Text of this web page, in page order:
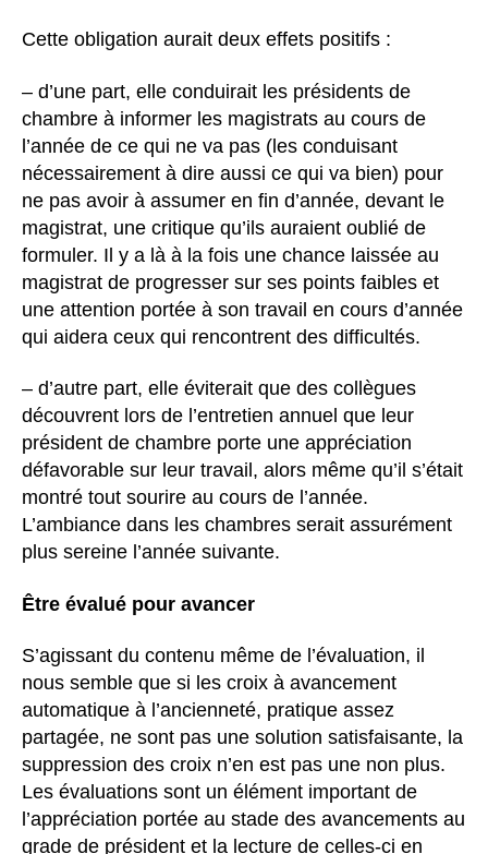
Cette obligation aurait deux effets positifs :
– d’une part, elle conduirait les présidents de
chambre à informer les magistrats au cours de
l’année de ce qui ne va pas (les conduisant
nécessairement à dire aussi ce qui va bien) pour
ne pas avoir à assumer en fin d’année, devant le
magistrat, une critique qu’ils auraient oublié de
formuler. Il y a là à la fois une chance laissée au
magistrat de progresser sur ses points faibles et
une attention portée à son travail en cours d’année
qui aidera ceux qui rencontrent des difficultés.
– d’autre part, elle éviterait que des collègues
découvrent lors de l’entretien annuel que leur
président de chambre porte une appréciation
défavorable sur leur travail, alors même qu’il s’était
montré tout sourire au cours de l’année.
L’ambiance dans les chambres serait assurément
plus sereine l’année suivante.
Être évalué pour avancer
S’agissant du contenu même de l’évaluation, il
nous semble que si les croix à avancement
automatique à l’ancienneté, pratique assez
partagée, ne sont pas une solution satisfaisante, la
suppression des croix n’en est pas une non plus.
Les évaluations sont un élément important de
l’appréciation portée au stade des avancements au
grade de président et la lecture de celles-ci en